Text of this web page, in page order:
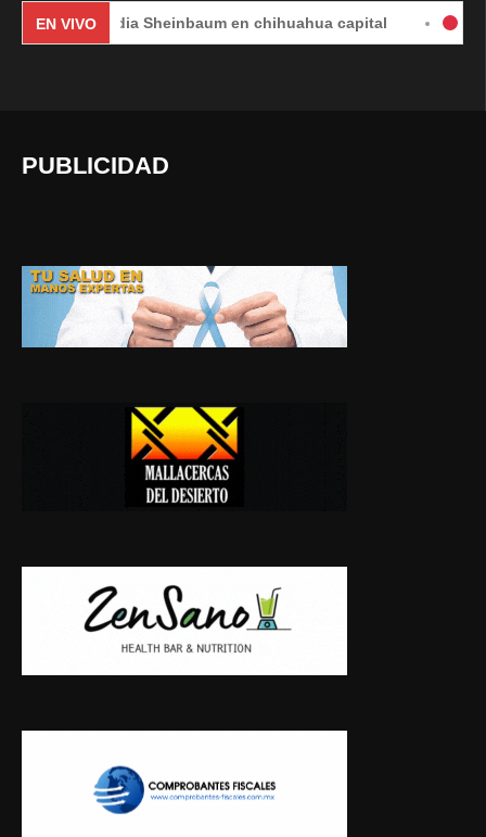
EN VIVO
Claudia Sheinbaum en chihuahua capital #EnVivo |
PUBLICIDAD